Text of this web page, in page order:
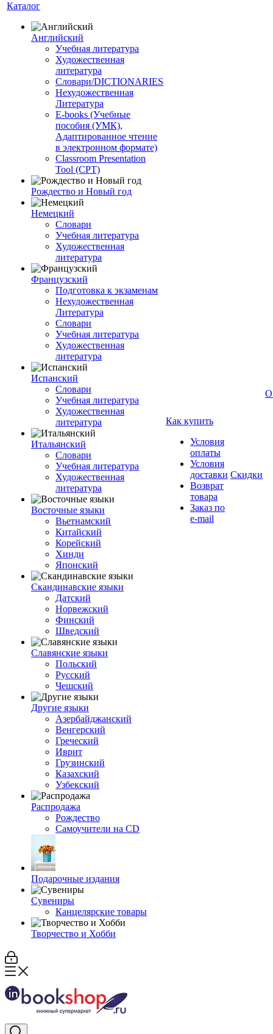
Каталог
Английский
Учебная литература
Художественная
литература
Словари/DICTIONARIES
Нехудожественная
Литература
E-books (Учебные
пособия (УМК),
Адаптированное чтение
в электронном формате)
Classroom Presentation
Tool (CPT)
Рождество и Новый год
Немецкий
Словари
Учебная литература
Художественная
литература
Французский
Подготовка к экзаменам
Нехудожественная
Литература
Словари
Учебная литература
Художественная
литература
Испанский
Словари
Учебная литература
Художественная
литература
Итальянский
Словари
Учебная литература
Художественная
литература
Восточные языки
Вьетнамский
Китайский
Корейский
Хинди
Японский
Скандинавские языки
Датский
Норвежский
Финский
Шведский
Славянские языки
Польский
Русский
Чешский
Другие языки
Азербайджанский
Венгерский
Греческий
Иврит
Грузинский
Казахский
Узбекский
Распродажа
Рождество
Самоучители на CD
Подарочные издания
Сувениры
Канцелярские товары
Творчество и Хобби
Как купить
Условия
оплаты
Условия
доставки
Возврат
товара
Заказ по
e-mail
Скидки
О